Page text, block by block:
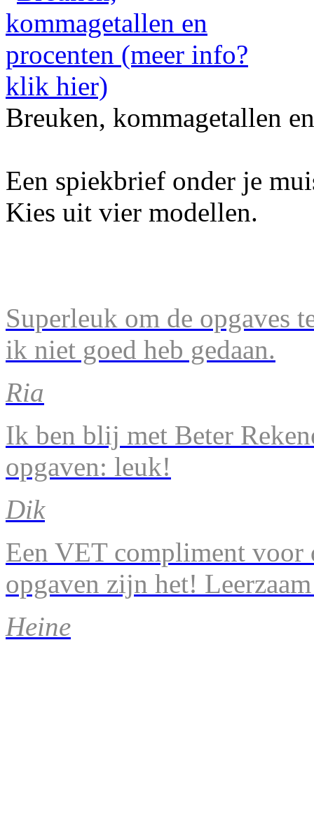
Breuken, kommagetallen
Een spiekbrief onder je
Kies uit vier modellen.
Superleuk om de opgaves
ik niet goed heb gedaan.
Ria
Ik ben blij met Beter
opgaven: leuk!
Dik
Een VET compliment voor
opgaven zijn het!
Heine